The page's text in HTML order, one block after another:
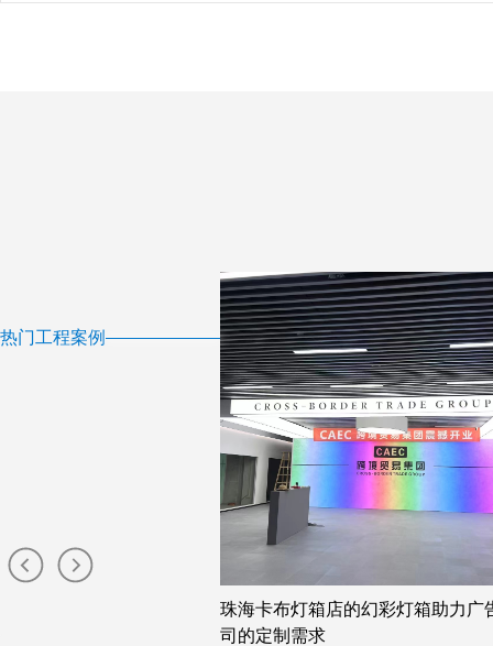
热门工程案例
珠海卡布灯箱店的幻彩灯箱助力广告
司的定制需求